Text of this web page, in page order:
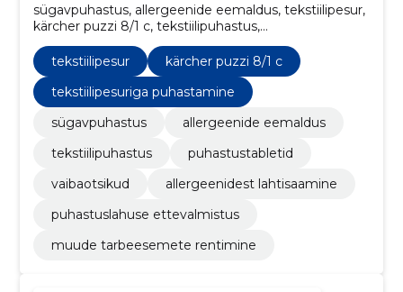
sügavpuhastus, allergeenide eemaldus, tekstiilipesur,
kärcher puzzi 8/1 c, tekstiilipuhastus,
puhastustabletid, vaibaotsikud, allergeenidest
lahtisaamine, puhastuslahuse ettevalmistus,
tekstiilipesuriga puhastamine
tekstiilipesur
kärcher puzzi 8/1 c
tekstiilipesuriga puhastamine
sügavpuhastus
allergeenide eemaldus
tekstiilipuhastus
puhastustabletid
vaibaotsikud
allergeenidest lahtisaamine
puhastuslahuse ettevalmistus
muude tarbeesemete rentimine